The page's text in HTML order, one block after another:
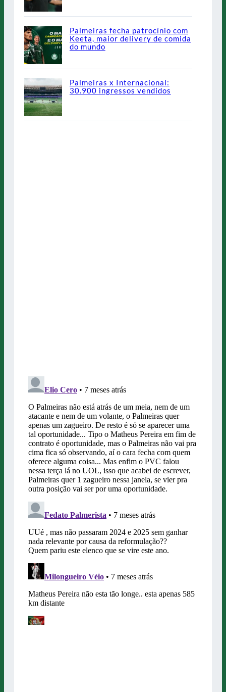
Palmeiras fecha patrocínio com
Keeta, maior delivery de comida
do mundo
Palmeiras x Internacional:
30.900 ingressos vendidos